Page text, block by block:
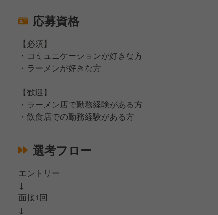
応募資格
【必須】
・コミュニケーションが好きな方
・ラーメンが好きな方
【歓迎】
・ラーメン店で勤務経験がある方
・飲食店での勤務経験がある方
選考フロー
エントリー
↓
面接1回
↓